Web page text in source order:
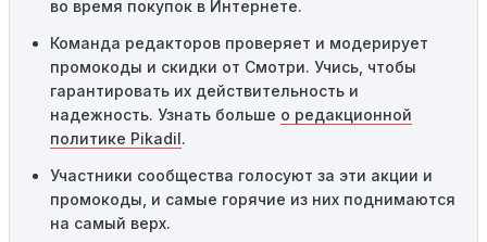
предназначены только для однократного
использования. Если код уже был использован кем-то
другим, он не будет действовать повторно.
Технические сбои:
привести к неработоспособности кодов промокодов. В
таких случаях следует обратиться за помощью в
службу поддержки.
во время покупок в Интернете.
Команда редакторов проверяет и модерирует
промокоды и скидки от Смотри. Учись, чтобы
гарантировать их действительность и
надежность. Узнать больше о редакционной
политике Pikadil.
Участники сообщества голосуют за эти акции и
промокоды, и самые горячие из них поднимаются
на самый верх.